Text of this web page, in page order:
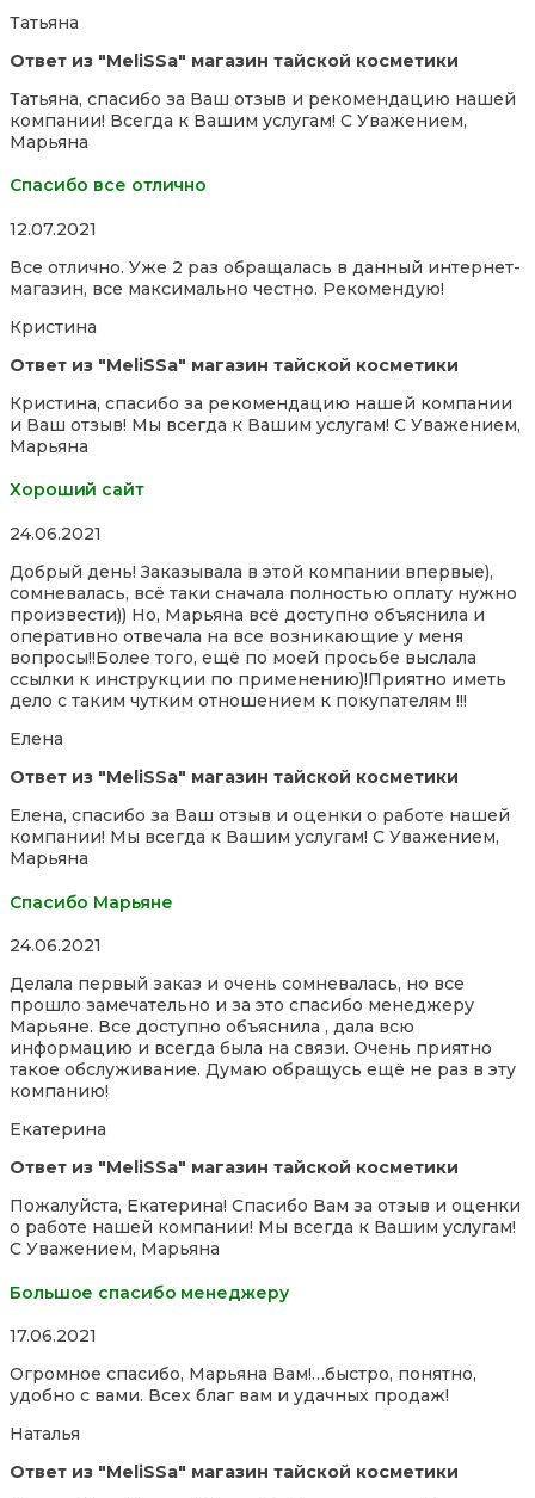
Татьяна
Ответ из "MeliSSa" магазин тайской косметики
Татьяна, спасибо за Ваш отзыв и рекомендацию нашей
компании! Всегда к Вашим услугам! С Уважением,
Марьяна
Спасибо все отлично
Rated
out
of
12.07.2021
Все отлично. Уже 2 раз обращалась в данный интернет-
магазин, все максимально честно. Рекомендую!
Кристина
Ответ из "MeliSSa" магазин тайской косметики
Кристина, спасибо за рекомендацию нашей компании
и Ваш отзыв! Мы всегда к Вашим услугам! С Уважением,
Марьяна
Хороший сайт
Rated
out
of
5
24.06.2021
Добрый день! Заказывала в этой компании впервые),
сомневалась, всё таки сначала полностью оплату нужно
произвести)) Но, Марьяна всё доступно объяснила и
оперативно отвечала на все возникающие у меня
вопросы!!Более того, ещё по моей просьбе выслала
ссылки к инструкции по применению)!Приятно иметь
дело с таким чутким отношением к покупателям !!!
Елена
Ответ из "MeliSSa" магазин тайской косметики
Елена, спасибо за Ваш отзыв и оценки о работе нашей
компании! Мы всегда к Вашим услугам! С Уважением,
Марьяна
Спасибо Марьяне
Rated
out
of
5
24.06.2021
Делала первый заказ и очень сомневалась, но все
прошло замечательно и за это спасибо менеджеру
Марьяне. Все доступно объяснила , дала всю
информацию и всегда была на связи. Очень приятно
такое обслуживание. Думаю обращусь ещё не раз в эту
компанию!
Екатерина
Ответ из "MeliSSa" магазин тайской косметики
Пожалуйста, Екатерина! Спасибо Вам за отзыв и оценки
о работе нашей компании! Мы всегда к Вашим услугам!
С Уважением, Марьяна
Большое спасибо менеджеру
Rated
out
of
17.06.2021
Огромное спасибо, Марьяна Вам!…быстро, понятно,
удобно с вами. Всех благ вам и удачных продаж!
Наталья
Ответ из "MeliSSa" магазин тайской косметики